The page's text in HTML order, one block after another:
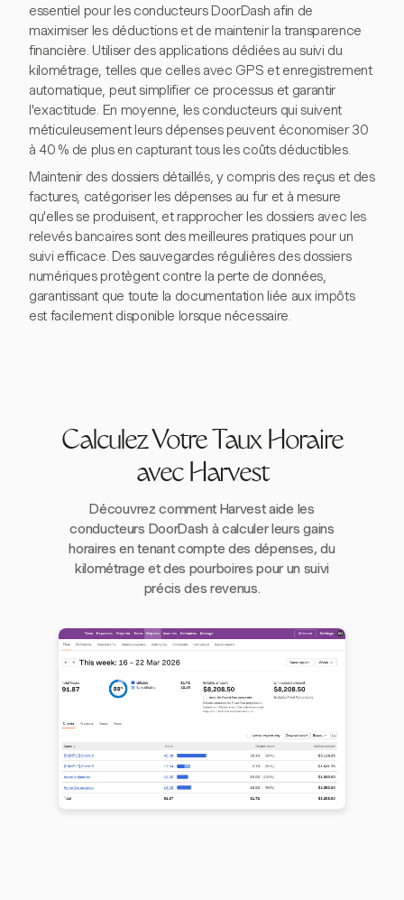
essentiel pour les conducteurs DoorDash afin de
maximiser les déductions et de maintenir la transparence
financière. Utiliser des applications dédiées au suivi du
kilométrage, telles que celles avec GPS et enregistrement
automatique, peut simplifier ce processus et garantir
l'exactitude. En moyenne, les conducteurs qui suivent
méticuleusement leurs dépenses peuvent économiser 30
à 40 % de plus en capturant tous les coûts déductibles.
Maintenir des dossiers détaillés, y compris des reçus et des
factures, catégoriser les dépenses au fur et à mesure
qu'elles se produisent, et rapprocher les dossiers avec les
relevés bancaires sont des meilleures pratiques pour un
suivi efficace. Des sauvegardes régulières des dossiers
numériques protègent contre la perte de données,
garantissant que toute la documentation liée aux impôts
est facilement disponible lorsque nécessaire.
Calculez Votre Taux Horaire
avec Harvest
Découvrez comment Harvest aide les
conducteurs DoorDash à calculer leurs gains
horaires en tenant compte des dépenses, du
kilométrage et des pourboires pour un suivi
précis des revenus.